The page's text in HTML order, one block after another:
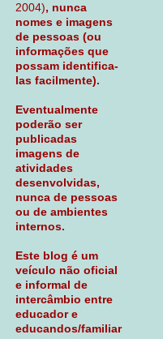
2004), nunca
nomes e imagens
de pessoas (ou
informações que
possam identifica-
las facilmente).
Eventualmente
poderão ser
publicadas
imagens de
atividades
desenvolvidas,
nunca de pessoas
ou de ambientes
internos.
Este blog é um
veículo não oficial
e informal de
intercâmbio entre
educador e
educandos/familiar